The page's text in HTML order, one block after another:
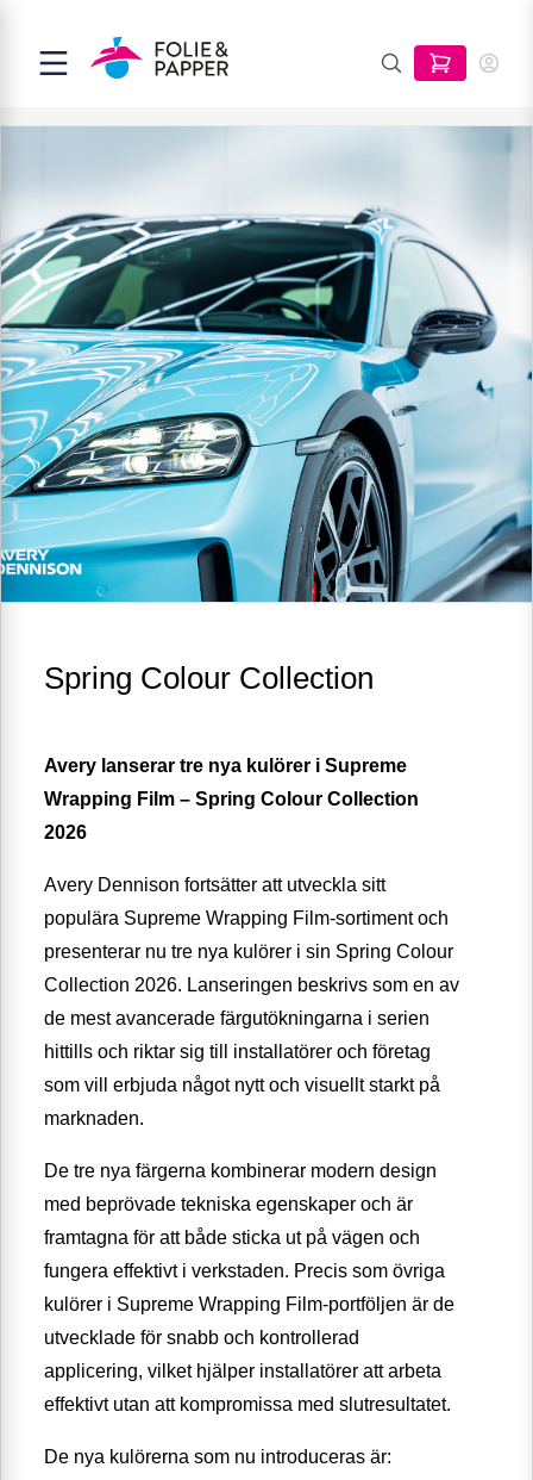
Spring Colour Collection
Avery lanserar tre nya kulörer i Supreme
Wrapping Film – Spring Colour Collection
2026
Avery Dennison fortsätter att utveckla sitt
populära Supreme Wrapping Film-sortiment och
presenterar nu tre nya kulörer i sin Spring Colour
Collection 2026. Lanseringen beskrivs som en av
de mest avancerade färgutökningarna i serien
hittills och riktar sig till installatörer och företag
som vill erbjuda något nytt och visuellt starkt på
marknaden.
De tre nya färgerna kombinerar modern design
med beprövade tekniska egenskaper och är
framtagna för att både sticka ut på vägen och
fungera effektivt i verkstaden. Precis som övriga
kulörer i Supreme Wrapping Film-portföljen är de
utvecklade för snabb och kontrollerad
applicering, vilket hjälper installatörer att arbeta
effektivt utan att kompromissa med slutresultatet.
De nya kulörerna som nu introduceras är: